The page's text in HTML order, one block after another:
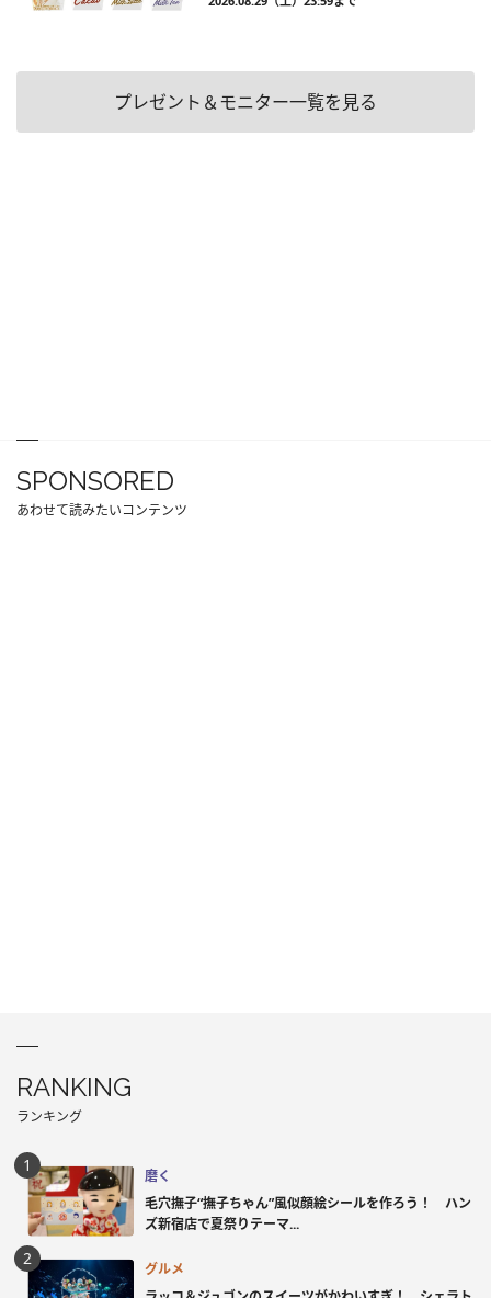
プレゼント＆モニター一覧を見る
SPONSORED
あわせて読みたいコンテンツ
RANKING
ランキング
磨く
毛穴撫子“撫子ちゃん”風似顔絵シールを作ろう！ ハン
ズ新宿店で夏祭りテーマ...
グルメ